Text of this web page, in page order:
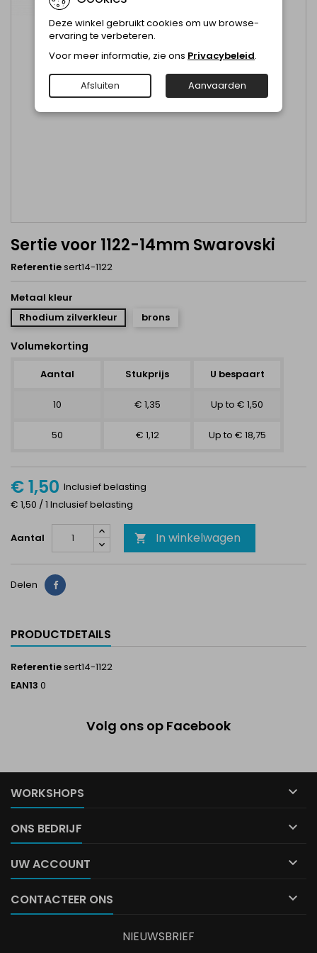
Sertie voor 1122-14mm Swarovski
Referentiesert14-1122
Metaal kleur
Rhodium zilverkleur
brons
Volumekorting
Aantal Stukprijs U bespaart
10 € 1,35 Up to € 1,50
50 € 1,12 Up to € 18,75
€ 1,50 Inclusief belasting
€ 1,50 / 1 Inclusief belasting
Aantal  In winkelwagen
Delen Delen
PRODUCTDETAILS
Referentiesert14-1122
EAN13 0
Volg ons op Facebook
WORKSHOPS 
ONS BEDRIJF 
UW ACCOUNT 
CONTACTEER ONS 
Deze winkel gebruikt cookies om uw browse-
ervaring te verbeteren.
Voor meer informatie, zie ons Privacybeleid.
Afsluiten Aanvaarden
NIEUWSBRIEF